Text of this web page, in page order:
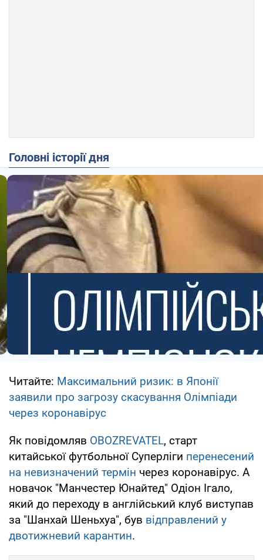
Головні історії дня
Читайте: Максимальний ризик: в Японії
заявили про загрозу скасування Олімпіади
через коронавірус
Як повідомляв OBOZREVATEL, старт
китайської футбольної Суперліги перенесений
на невизначений термін через коронавірус. А
новачок "Манчестер Юнайтед" Одіон Ігало,
який до переходу в англійський клуб виступав
за "Шанхай Шеньхуа", був відправлений у
двотижневий карантин.